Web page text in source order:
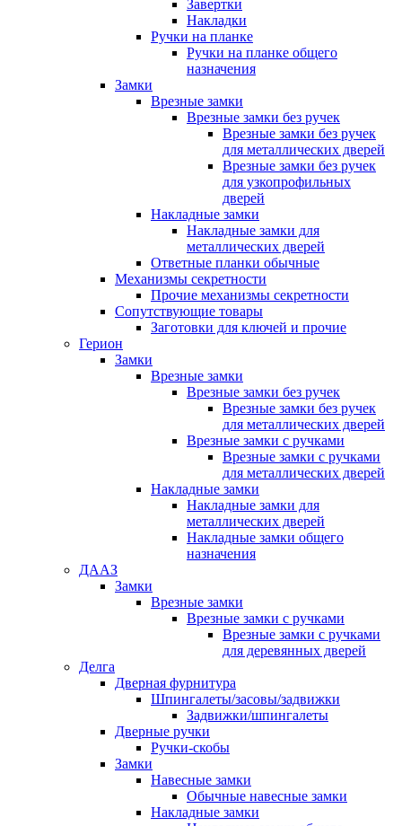
Завертки
Накладки
Ручки на планке
Ручки на планке общего
назначения
Замки
Врезные замки
Врезные замки без ручек
Врезные замки без ручек
для металлических дверей
Врезные замки без ручек
для узкопрофильных
дверей
Накладные замки
Накладные замки для
металлических дверей
Ответные планки обычные
Механизмы секретности
Прочие механизмы секретности
Сопутствующие товары
Заготовки для ключей и прочие
Герион
Замки
Врезные замки
Врезные замки без ручек
Врезные замки без ручек
для металлических дверей
Врезные замки с ручками
Врезные замки с ручками
для металлических дверей
Накладные замки
Накладные замки для
металлических дверей
Накладные замки общего
назначения
ДААЗ
Замки
Врезные замки
Врезные замки с ручками
Врезные замки с ручками
для деревянных дверей
Делга
Дверная фурнитура
Шпингалеты/засовы/задвижки
Задвижки/шпингалеты
Дверные ручки
Ручки-скобы
Замки
Навесные замки
Обычные навесные замки
Накладные замки